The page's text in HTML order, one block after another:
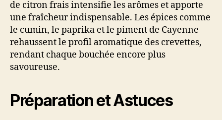
de citron frais intensifie les arômes et apporte
une fraîcheur indispensable. Les épices comme
le cumin, le paprika et le piment de Cayenne
rehaussent le profil aromatique des crevettes,
rendant chaque bouchée encore plus
savoureuse.
Préparation et Astuces